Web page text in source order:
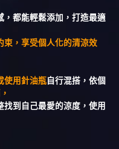
，都能輕鬆添加，打造最適
束，享受個人化的清涼效
使用針油瓶自行混搭，依個
找到自己最愛的涼度，使用